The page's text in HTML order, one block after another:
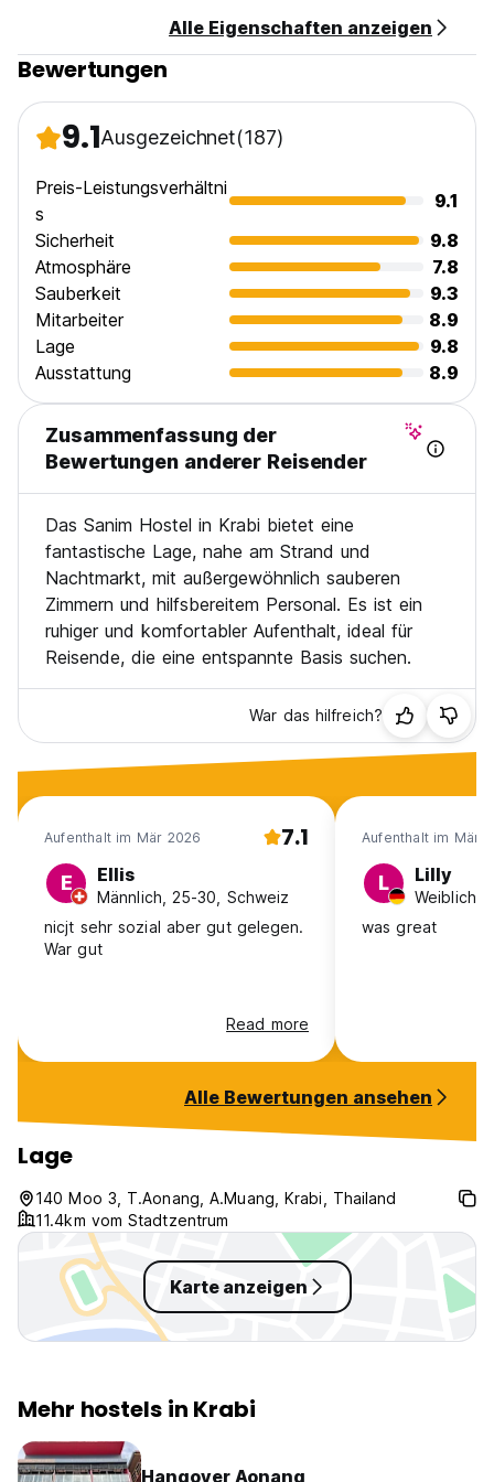
Alle Eigenschaften anzeigen
Bewertungen
9.1Ausgezeichnet(187)
Preis-Leistungsverhältni
s
9.1
Sicherheit
9.8
Atmosphäre
7.8
Sauberkeit
9.3
Mitarbeiter
8.9
Lage
9.8
Ausstattung
8.9
Zusammenfassung der
Bewertungen anderer Reisender
Das Sanim Hostel in Krabi bietet eine
fantastische Lage, nahe am Strand und
Nachtmarkt, mit außergewöhnlich sauberen
Zimmern und hilfsbereitem Personal. Es ist ein
ruhiger und komfortabler Aufenthalt, ideal für
Reisende, die eine entspannte Basis suchen.
War das hilfreich?
Aufenthalt im Mär 2026 7.1
E Ellis
Männlich, 25-30, Schweiz
nicjt sehr sozial aber gut gelegen.
War gut
Read more
Aufenthalt im Mär
L Lilly
was great
Alle Bewertungen ansehen
Lage
140 Moo 3, T.Aonang, A.Muang, Krabi, Thailand
11.4km vom Stadtzentrum
Karte anzeigen
Mehr hostels in Krabi
Hangover Aonang